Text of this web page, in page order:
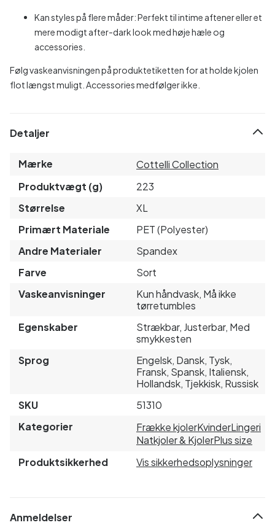
Kan styles på flere måder: Perfekt til intime aftener eller et
mere modigt after-dark look med høje hæle og
accessories.
Følg vaskeanvisningen på produktetiketten for at holde kjolen
flot længst muligt. Accessories medfølger ikke.
Detaljer
Mærke
Cottelli Collection
Produktvægt (g)
223
Størrelse
XL
Primært Materiale
PET (Polyester)
Andre Materialer
Spandex
Farve
Sort
Vaskeanvisninger
Kun håndvask, Må ikke
tørretumbles
Egenskaber
Strækbar, Justerbar, Med
smykkesten
Sprog
Engelsk, Dansk, Tysk,
Fransk, Spansk, Italiensk,
Hollandsk, Tjekkisk, Russisk
SKU
51310
Kategorier
Frække kjolerKvinderLingeri
Natkjoler & KjolerPlus size
Produktsikkerhed
Vis sikkerhedsoplysninger
Anmeldelser